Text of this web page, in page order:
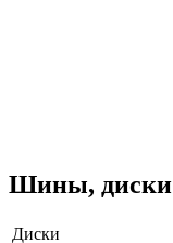
Шины, диски
Диски